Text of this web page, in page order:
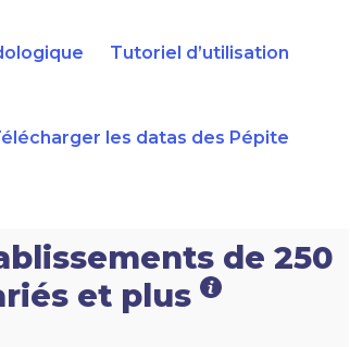
Tutoriel d’utilisation
les datas des Pépite
de 250
et plus